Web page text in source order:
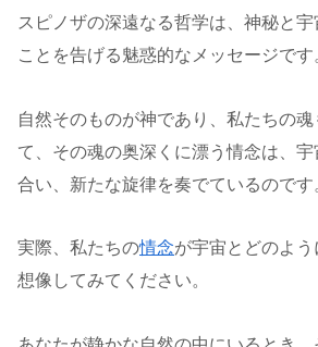
スピノザの深遠なる哲学は、神秘と
ことを告げる魅惑的なメッセージです
自然そのものが神であり、私たちの
て、その魂の奥深くに漂う情念は、宇
合い、新たな旋律を奏でているのです
実際、私たちの情念が宇宙とどのよ
想像してみてください。